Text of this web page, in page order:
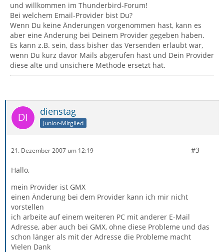
und willkommen im Thunderbird-Forum!
Bei welchem Email-Provider bist Du?
Wenn Du keine Änderungen vorgenommen hast, kann es
aber eine Änderung bei Deinem Provider gegeben haben.
Es kann z.B. sein, dass bisher das Versenden erlaubt war,
wenn Du kurz davor Mails abgerufen hast und Dein Provider
diese alte und unsichere Methode ersetzt hat.
dienstag
Junior-Mitglied
21. Dezember 2007 um 12:19 #3
Hallo,
mein Provider ist GMX
einen Änderung bei dem Provider kann ich mir nicht
vorstellen
ich arbeite auf einem weiteren PC mit anderer E-Mail
Adresse, aber auch bei GMX, ohne diese Probleme und das
schon länger als mit der Adresse die Probleme macht
Vielen Dank